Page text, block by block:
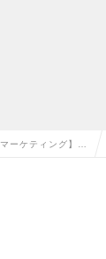
ーケティング】
のベンチャーの